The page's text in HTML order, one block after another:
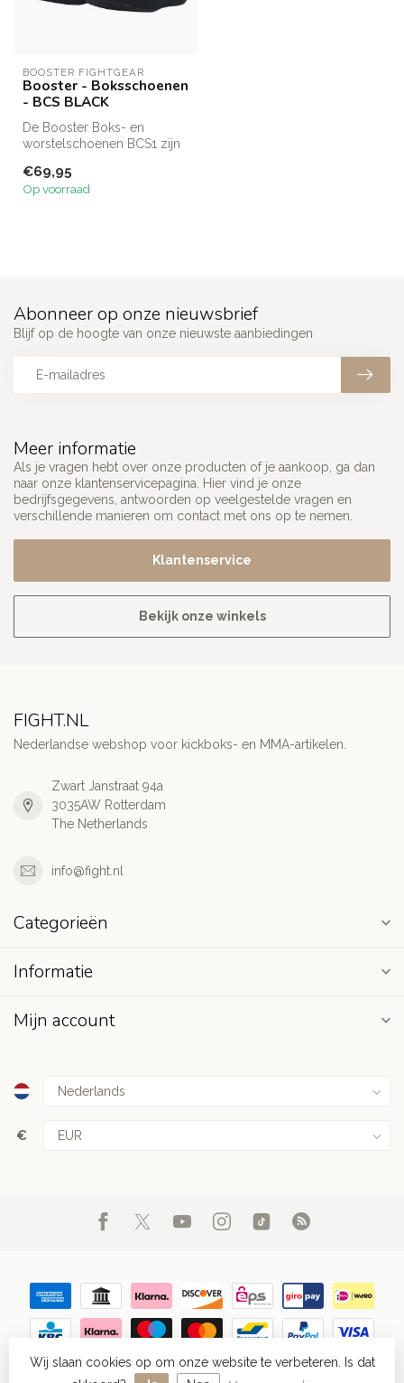
BOOSTER FIGHTGEAR
Booster - Boksschoenen
- BCS BLACK
De Booster Boks- en
worstelschoenen BCS1 zijn
geschik...
€69,95
Op voorraad
Meer informatie
Als je vragen hebt over onze producten of je aankoop, ga dan
naar onze klantenservicepagina. Hier vind je onze
bedrijfsgegevens, antwoorden op veelgestelde vragen en
verschillende manieren om contact met ons op te nemen.
Klantenservice
Bekijk onze winkels
Abonneer op onze nieuwsbrief
Blijf op de hoogte van onze nieuwste aanbiedingen
FIGHT.NL
Nederlandse webshop voor kickboks- en MMA-artikelen.
Zwart Janstraat 94a
3035AW Rotterdam
The Netherlands
info@fight.nl
Categorieën
Informatie
Mijn account
€
© Copyright 2026 FIGHT.NL - Powered byLightspeed-Lightspeed
Wij slaan cookies op om onze website te verbeteren. Is dat